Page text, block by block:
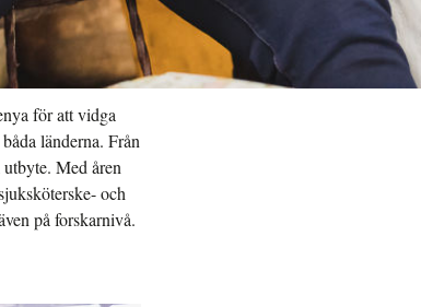
för att vidga
länderna. Från
Med åren
och
på forskarnivå.